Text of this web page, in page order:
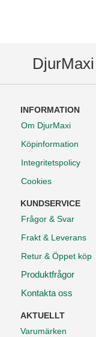
INFORMATION
Om DjurMaxi
Köpinformation
Integritetspolicy
Cookies
KUNDSERVICE
Frågor & Svar
Frakt & Leverans
Retur & Öppet köp
Produktfrågor
Kontakta oss
AKTUELLT
Varumärken